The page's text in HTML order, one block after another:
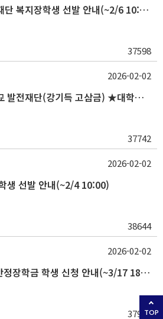
2026-1학기 신양문화재단 복지장학생 선발 안내(~2/6 10:00)
37598
2026-1학기 서울대학교 발전재단(강기득 고삼금) ★대학원생★장학생 선발 안내(~2/5 10:00)
37742
2026-02-02
생 선발 안내(~2/4 10:00)
38644
2026-02-02
2026-1학기 2차 주거안정장학금 학생 신청 안내(~3/17 18:00)
37901
2026-02-02
TOP